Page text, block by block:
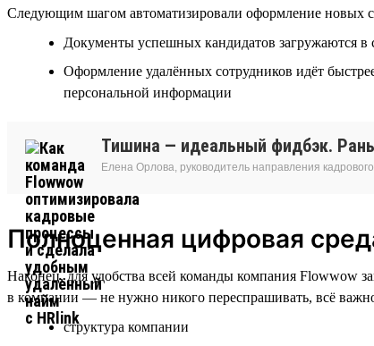
Следующим шагом автоматизировали оформление новых
Документы успешных кандидатов загружаются в
Оформление удалённых сотрудников идёт
персональной информации
Тишина — идеальный фидбэк.
Елена Орлова, руководитель направления
Полноценная цифровая
Наконец, для удобства всей команды компания Flowwow
в компании — не нужно никого переспрашивать, всё
структура компании